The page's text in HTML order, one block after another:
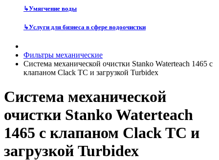
↳Умягчение воды
↳Услуги для бизнеса в сфере водоочистки
Фильтры механические
Система механической очистки Stanko Waterteach 1465 с
клапаном Clack TC и загрузкой Turbidex
Система механической
очистки Stanko Waterteach
1465 с клапаном Clack TC и
загрузкой Turbidex